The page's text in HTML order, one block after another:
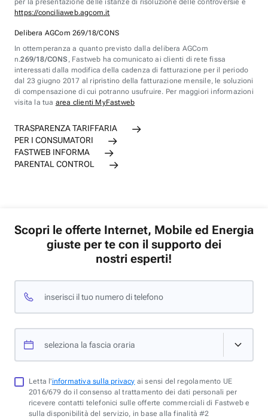
per la presentazione delle istanze di risoluzione delle controversie è
https://conciliaweb.agcom.it
Delibera AGCom 269/18/CONS
In ottemperanza a quanto previsto dalla delibera AGCom
n.269/18/CONS , Fastweb ha comunicato ai clienti di rete fissa
interessati dalla modifica della cadenza di fatturazione per il periodo
dal 23 giugno 2017 al ripristino della fatturazione mensile, le soluzioni
di compensazione di cui potranno usufruire. Per maggiori informazioni
visita la tua area clienti MyFastweb
TRASPARENZA TARIFFARIA
PER I CONSUMATORI
FASTWEB INFORMA
PARENTAL CONTROL
Scopri le offerte Internet, Mobile ed Energia
giuste per te con il supporto dei
nostri esperti!
inserisci il tuo numero di telefono
seleziona la fascia oraria
Letta l'informativa sulla privacy ai sensi del regolamento UE
2016/679 do il consenso al trattamento dei dati personali per
ricevere contatti telefonici sulle offerte commerciali di Fastweb e
sulla disponibilità del servizio, in base alla finalità #2